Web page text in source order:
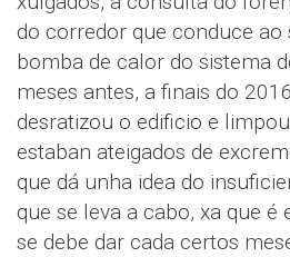
do corredor que conduce
bomba de calor do sistema
meses antes, a finais do
desratizou o edificio e
estaban ateigados de
que dá unha idea do
que se leva a cabo, xa que é
se debe dar cada certos